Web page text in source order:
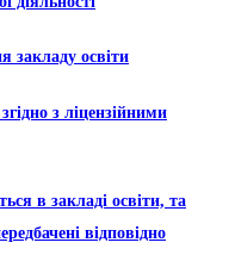
закладу освіти
з ліцензійними
в закладі освіти, та
відповідно